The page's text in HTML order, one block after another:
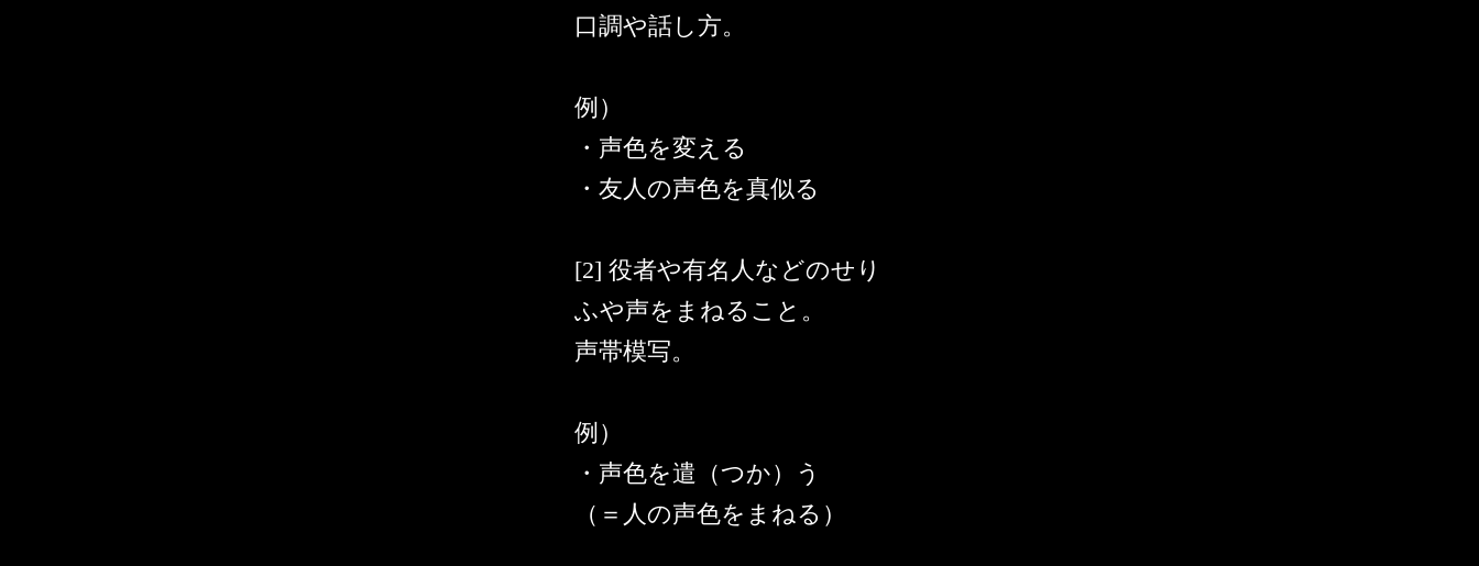
口調や話し方。
例）
・声色を変える
・友人の声色を真似る
[2] 役者や有名人などのせり
ふや声をまねること。
声帯模写。
例）
・声色を遣（つか）う
（＝人の声色をまねる）